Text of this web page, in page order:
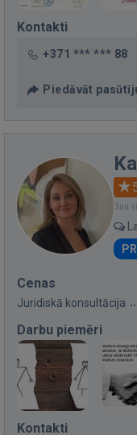
Kontakti
+371 *** *** 88
Piedāvāt
Bija
Cenas
Juridiskā konsultācija
Darbu piemēri
Kontakti